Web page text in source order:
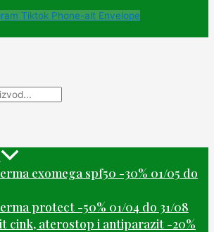
Tiktok Phone-alt Envelope
exomega spf50 -30% 01/05 do
protect -50% 01/04 do 31/08
cink, aterostop i antiparazit -20%